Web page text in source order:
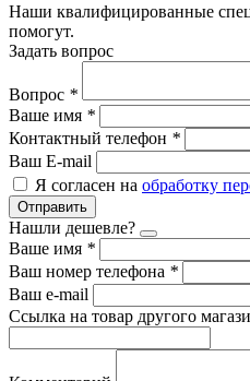
Наши квалифицированные
помогут.
Задать вопрос
Вопрос *
Ваше имя *
Контактный телефон *
Ваш E-mail
Я согласен на обработку
Отправить
Нашли дешевле?
Ваше имя *
Ваш номер телефона *
Ваш e-mail
Ссылка на товар другого